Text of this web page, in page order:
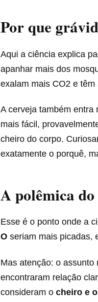
Por que
Aqui a ciência explica
apanhar mais dos
exalam mais CO2 e
A cerveja também entra
mais fácil,
cheiro do corpo.
exatamente o porquê,
A polêmica
Esse é o ponto onde a
O seriam mais picadas,
Mas atenção: o
encontraram relação
consideram o cheiro e